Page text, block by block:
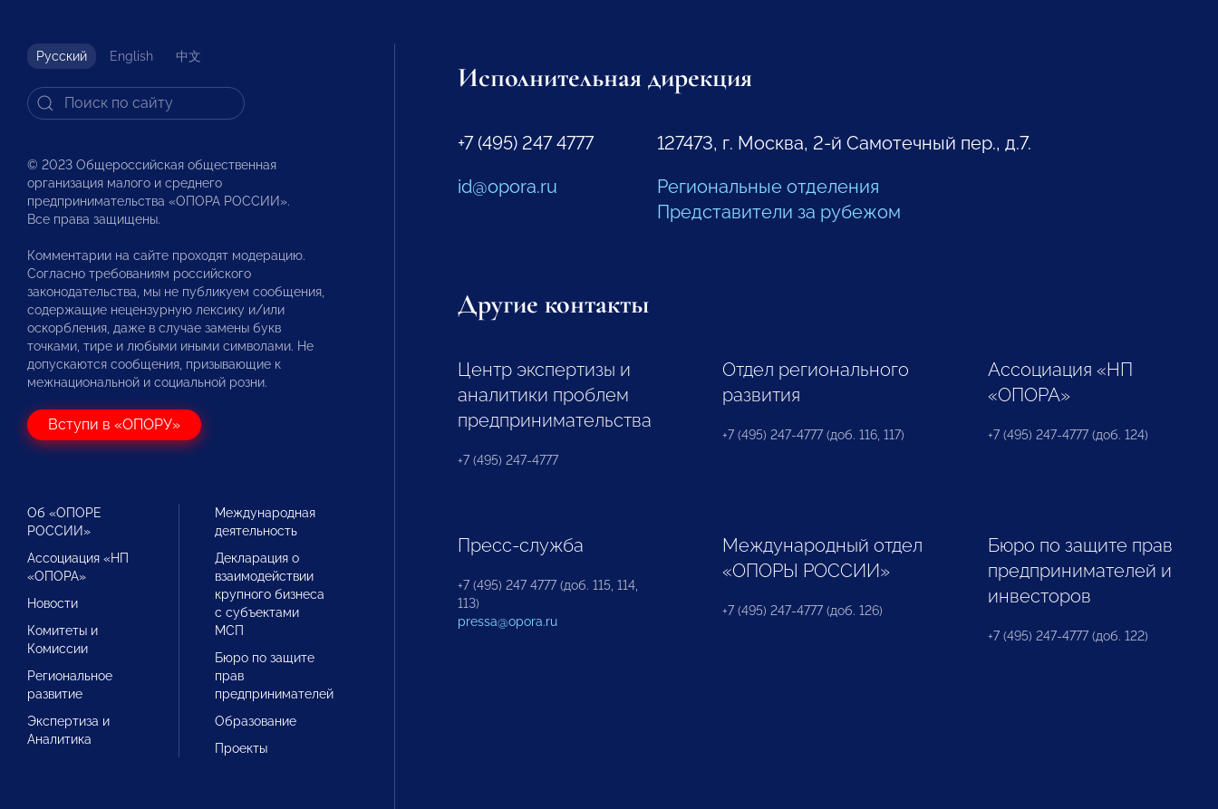
Русский English 中文
© 2023 Общероссийская общественная
организация малого и среднего
предпринимательства «ОПОРА РОССИИ».
Все права защищены.
Комментарии на сайте проходят модерацию.
Согласно требованиям российского
законодательства, мы не публикуем сообщения,
содержащие нецензурную лексику и/или
оскорбления, даже в случае замены букв
точками, тире и любыми иными символами. Не
допускаются сообщения, призывающие к
межнациональной и социальной розни.
Вступи в «ОПОРУ»
Об «ОПОРЕ
РОССИИ»
Ассоциация «НП
«ОПОРА»
Новости
Комитеты и
Комиссии
Региональное
развитие
Экспертиза и
Аналитика
Международная
деятельность
Декларация о
взаимодействии
крупного бизнеса
с субъектами
МСП
Бюро по защите
прав
предпринимателей
Образование
Проекты
Исполнительная дирекция
+7 (495) 247 4777
id@opora.ru
127473, г. Москва, 2-й Самотечный пер., д.7.
Региональные отделения
Представители за рубежом
Другие контакты
Центр экспертизы и
аналитики проблем
предпринимательства
+7 (495) 247-4777
Отдел регионального
развития
+7 (495) 247-4777 (доб. 116, 117)
Ассоциация «НП
«ОПОРА»
+7 (495) 247-4777 (доб. 124)
Пресс-служба
+7 (495) 247 4777 (доб. 115, 114,
113)
pressa@opora.ru
Международный отдел
«ОПОРЫ РОССИИ»
+7 (495) 247-4777 (доб. 126)
Бюро по защите прав
предпринимателей и
инвесторов
+7 (495) 247-4777 (доб. 122)